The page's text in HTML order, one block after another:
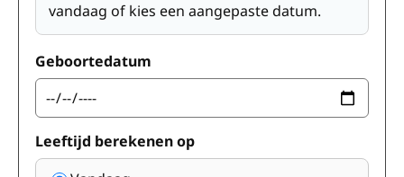
vandaag of kies een aangepaste datum.
Geboortedatum
Leeftijd berekenen op